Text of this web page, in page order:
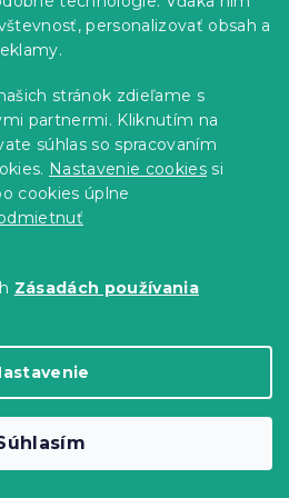
personalizovať obsah a
stránok zdieľame s
partnermi. Kliknutím na
súhlas so spracovaním
Nastavenie cookies si
cookies úplne
Zásadách používania
zelená